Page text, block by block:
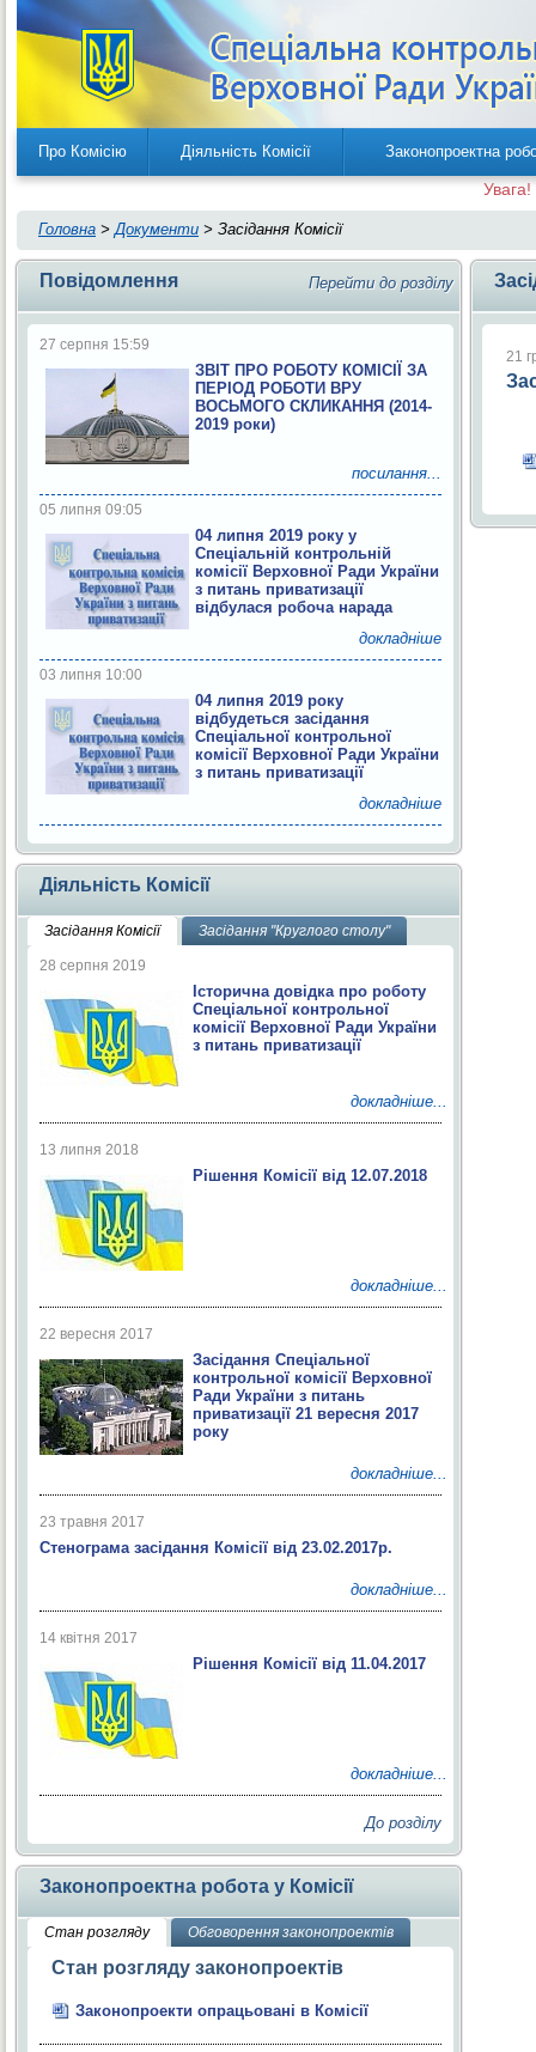
Про Комісію Діяльність Комісії Законопроектна
Увага!
Головна >Документи > Засідання Комісії
Повідомлення Перейти до розділу
27 серпня 15:59
ЗВІТ ПРО РОБОТУ КОМІСІЇ ЗА
ПЕРІОД РОБОТИ ВРУ
ВОСЬМОГО СКЛИКАННЯ (2014-
2019 роки)
посилання...
05 липня 09:05
04 липня 2019 року у
Спеціальній контрольній
комісії Верховної Ради України
з питань приватизації
відбулася робоча нарада
докладніше
03 липня 10:00
04 липня 2019 року
відбудеться засідання
Спеціальної контрольної
комісії Верховної Ради України
з питань приватизації
докладніше
Діяльність Комісії
Засідання Комісії Засідання "Круглого столу"
28 серпня 2019
Історична довідка про роботу
Спеціальної контрольної
комісії Верховної Ради України
з питань приватизації
докладніше...
13 липня 2018
Рішення Комісії від 12.07.2018
докладніше...
22 вересня 2017
Засідання Спеціальної
контрольної комісії Верховної
Ради України з питань
приватизації 21 вересня 2017
року
докладніше...
23 травня 2017
Стенограма засідання Комісії від 23.02.2017р.
докладніше...
14 квітня 2017
Рішення Комісії від 11.04.2017
докладніше...
До розділу
Законопроектна робота у Комісії
Стан розгляду Обговорення законопроектів
Стан розгляду законопроектів
Законопроекти опрацьовані в Комісії
21